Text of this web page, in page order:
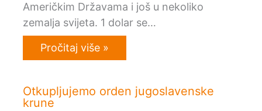
Američkim Državama i još u nekoliko
zemalja svijeta. 1 dolar se…
Pročitaj više »
Otkupljujemo orden jugoslavenske
krune